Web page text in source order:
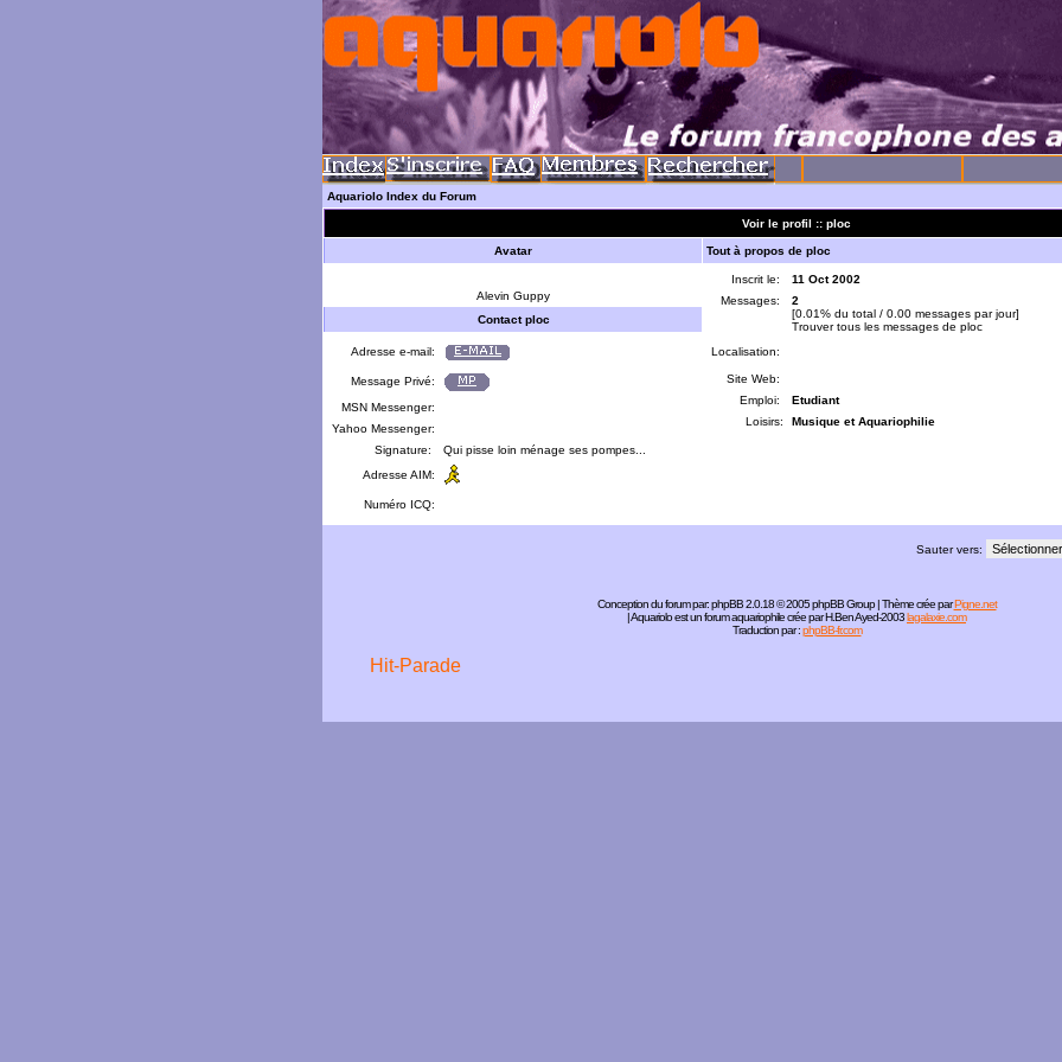
Aquariolo Index du Forum
Voir le profil :: ploc
Avatar Tout à propos de ploc
Alevin Guppy
Inscrit le:
11 Oct 2002
Messages:
2
[0.01% du total / 0.00 messages par jour]
Trouver tous les messages de ploc
Localisation:
Site Web:
Emploi:
Etudiant
Loisirs:
Musique et Aquariophilie
Contact ploc
Adresse e-mail:
Message Privé:
MSN Messenger:
Yahoo Messenger:
Signature:
Qui pisse loin ménage ses pompes...
Adresse AIM:
Numéro ICQ:
Sauter vers:
Conception du forum par:phpBB2.0.18 © 2005 phpBB Group | Thème crée parPigne.net
| Aquariolo est un forum aquariophile crée par H.Ben Ayed-2003lagalaxie.com
Traduction par :phpBB-fr.com